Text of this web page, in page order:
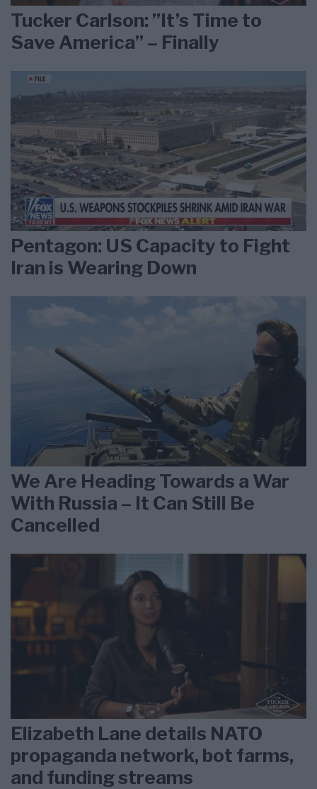
Tucker Carlson: ”It’s Time to
Save America” – Finally
Pentagon: US Capacity to Fight
Iran is Wearing Down
We Are Heading Towards a War
With Russia – It Can Still Be
Cancelled
Elizabeth Lane details NATO
propaganda network, bot farms,
and funding streams